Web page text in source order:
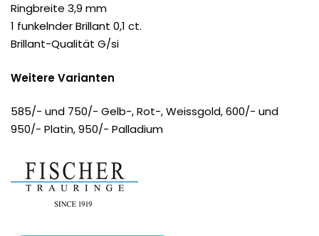
Ringbreite 3,9 mm
1 funkelnder Brillant 0,1 ct.
Brillant-Qualität G/si
Weitere Varianten
585/- und 750/- Gelb-, Rot-, Weissgold, 600/- und
950/- Platin, 950/- Palladium